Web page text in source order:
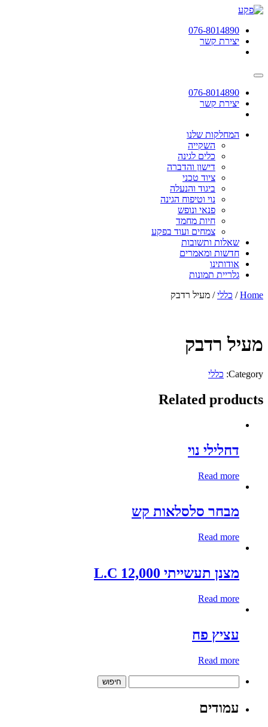
תחילתו
אינטרנט,
לחץ
כדי
לאזור
תוכן
מרכזי
076-8014890
יצירת קשר
076-8014890
יצירת קשר
המחלקות שלנו
השקייה
כלים לגינה
דישון והדברה
ציוד טכני
ביגוד והנעלה
נוי וטיפוח הגינה
פנאי ונופש
חיות מחמד
צמחים ועוד בפקע
שאלות ותשובות
חדשות ומאמרים
אודותינו
גלריית תמונות
Home
/ כללי/ מעיל רדבק
מעיל רדבק
Category: כללי
Related products
דחלילי נוי
Read more
מבחר סלסלאות קש
Read more
מצנן תעשייתי 12,000 L.C
Read more
עציץ פח
Read more
עמודים